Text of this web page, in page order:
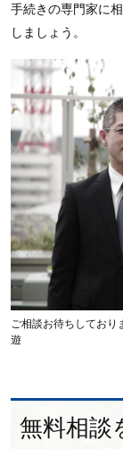
手続きの専門家に
しましょう。
ご相談お待ちして
遊
無料相談